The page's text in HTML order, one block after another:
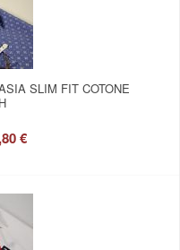
SLIM FIT COTONE
€